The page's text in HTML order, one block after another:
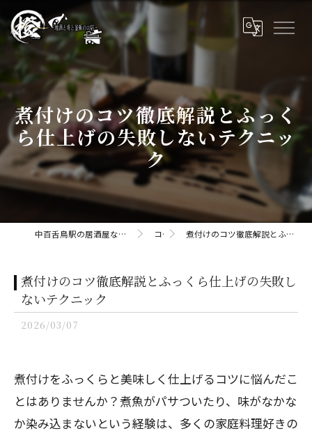
煮付けのコツ徹底解説とふっく
ら仕上げの失敗しないテクニッ
ク
中百舌鳥駅の居酒屋なら橙daidaii-地酒と肴と釜飯のお店 コラム 煮付けのコツ徹底解説とふっくら仕上げの失敗しないテクニック
煮付けのコツ徹底解説とふっくら仕上げの失敗し
ないテクニック
2026/03/07
煮付けをふっくらと美味しく仕上げるコツに悩んだこ
とはありませんか？煮魚がパサついたり、味がなかな
か染み込まないという経験は、多くの家庭料理好きの